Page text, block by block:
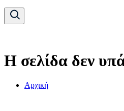
Η σελίδα δεν
Αρχική